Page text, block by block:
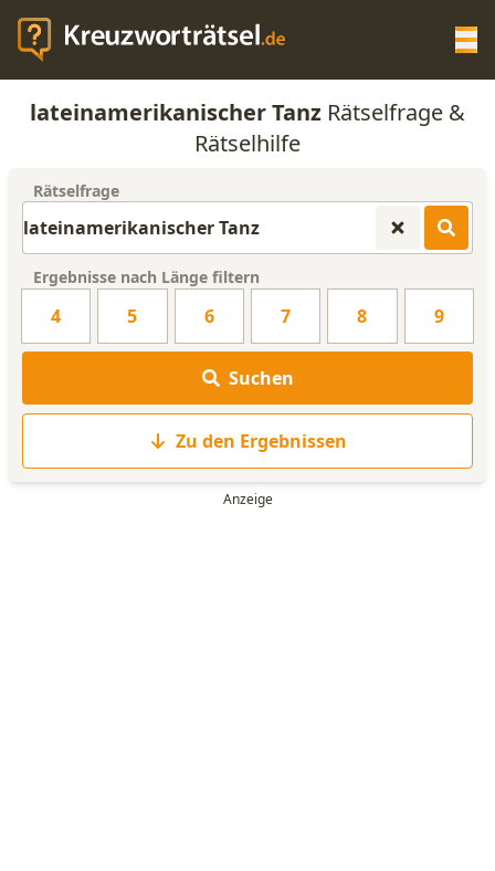
KREUZWORTRÄTSEL-HILFE
ANAGRAMM-GENERATOR
WORTLISTE
lateinamerikanischer Tanz Rätselfrage &
Rätselhilfe
Rätselfrage
Ergebnisse nach Länge filtern
4 5 6 7 8 9
Suchen
Zu den Ergebnissen